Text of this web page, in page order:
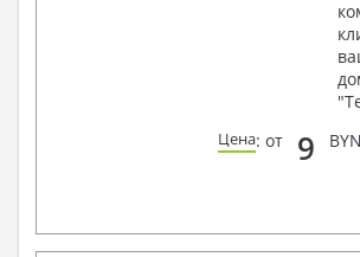
Цена: от 9